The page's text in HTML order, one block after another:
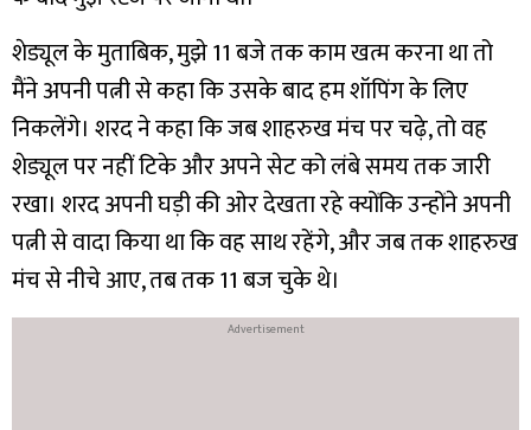
शेड्यूल के मुताबिक, मुझे 11 बजे तक काम खत्म करना था तो
मैंने अपनी पत्नी से कहा कि उसके बाद हम शॉपिंग के लिए
निकलेंगे। शरद ने कहा कि जब शाहरुख मंच पर चढ़े, तो वह
शेड्यूल पर नहीं टिके और अपने सेट को लंबे समय तक जारी
रखा। शरद अपनी घड़ी की ओर देखता रहे क्योंकि उन्होंने अपनी
पत्नी से वादा किया था कि वह साथ रहेंगे, और जब तक शाहरुख
मंच से नीचे आए, तब तक 11 बज चुके थे।